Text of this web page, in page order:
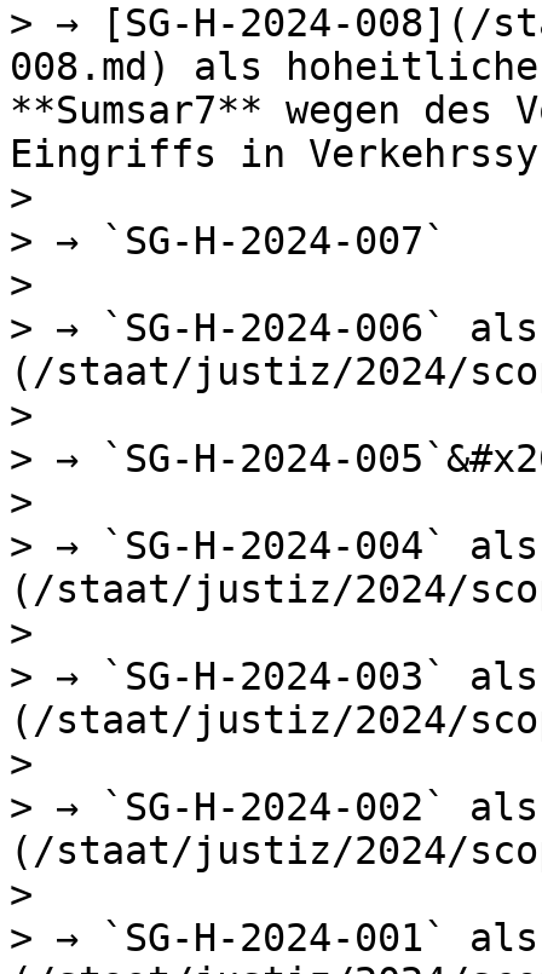
> → [SG-H-2024-008](/
008.md) als
**Sumsar7** wegen des
Eingriffs in
>
> → `SG-H-2024-007`
>
> → `SG-H-2024-006`
(/staat/justiz/2024/
>
> → `SG-H-2024-
>
> → `SG-H-2024-004`
(/staat/justiz/2024/
>
> → `SG-H-2024-003`
(/staat/justiz/2024/
>
> → `SG-H-2024-002`
(/staat/justiz/2024/
>
> → `SG-H-2024-001`